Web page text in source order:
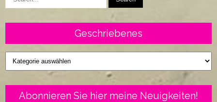
Geschriebenes
Geschriebenes
Abonnieren Sie hier meine Neuigkeiten!